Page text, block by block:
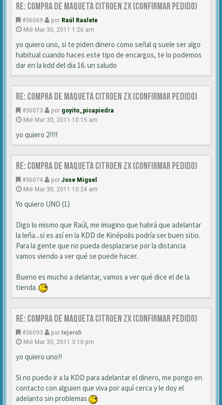
Re: Compra de MAQUETA CITROEN ZX (CONFIRMAR PEDIDO)
#36069 por Raúl Raulete
Mié Mar 30, 2011 1:26 am
yo quiero uno, si te piden dinero como señal q suele ser algo
habitual cuando haces este tipo de encargos, te lo podemos
dar en la kdd del dia 16. un saludo
Re: Compra de MAQUETA CITROEN ZX (CONFIRMAR PEDIDO)
#36073 por goyito_picapiedra
Mié Mar 30, 2011 10:15 am
yo quiero 2!!!!
Re: Compra de MAQUETA CITROEN ZX (CONFIRMAR PEDIDO)
#36074 porJose Miguel
Mié Mar 30, 2011 10:24 am
Yo quiero UNO (1)
Digo lo mismo que Raúl, me imagino que habrá que adelantar
la leña...si es así en la KDD de Kinépolis podría ser buen sitio.
Para la gente que no pueda desplazarse por la distancia
vamos viendo a ver qué se puede hacer.
Bueno es mucho a delantar, vamos a ver qué dice el de la
tienda.
Re: Compra de MAQUETA CITROEN ZX (CONFIRMAR PEDIDO)
#36093 portejero5
Mié Mar 30, 2011 3:10 pm
yo quiero uno!!
Si no puedo ir a la KDD para adelantar el dinero, me pongo en
contacto con alguien que viva por aquí cerca y le doy el
adelanto sin problemas